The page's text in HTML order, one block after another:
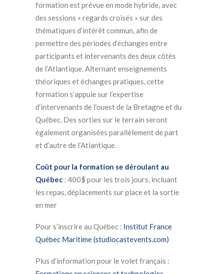
formation est prévue en mode hybride, avec
des sessions « regards croisés » sur des
thématiques d’intérêt commun, afin de
permettre des périodes d’échanges entre
participants et intervenants des deux côtés
de l’Atlantique. Alternant enseignements
théoriques et échanges pratiques, cette
formation s’appuie sur l’expertise
d’intervenants de l’ouest de la Bretagne et du
Québec. Des sorties sur le terrain seront
également organisées parallèlement de part
et d’autre de l’Atlantique.
Coût pour la formation se déroulant au
Québec : 400$ pour les trois jours, incluant
les repas, déplacements sur place et la sortie
en mer
Pour s’inscrire au Québec : Institut France
Québec Maritime (studiocastevents.com)
Plus d’information pour le volet français :